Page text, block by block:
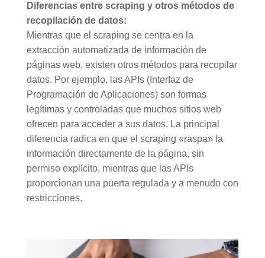
Diferencias entre scraping y otros métodos de
recopilación de datos:
Mientras que el scraping se centra en la
extracción automatizada de información de
páginas web, existen otros métodos para recopilar
datos. Por ejemplo, las APIs (Interfaz de
Programación de Aplicaciones) son formas
legítimas y controladas que muchos sitios web
ofrecen para acceder a sus datos. La principal
diferencia radica en que el scraping «raspa» la
información directamente de la página, sin
permiso explícito, mientras que las APIs
proporcionan una puerta regulada y a menudo con
restricciones.